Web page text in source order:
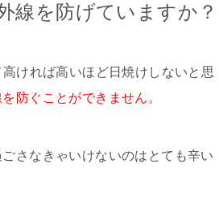
線を防げていますか？
ければ高いほど日焼けしないと思
防ぐことができません。
さなきゃいけないのはとても辛い